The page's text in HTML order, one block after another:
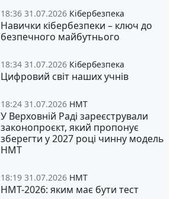
18:36 31.07.2026 Кібербезпека
Навички кібербезпеки – ключ до
безпечного майбутнього
18:34 31.07.2026 Кібербезпека
Цифровий світ наших учнів
18:24 31.07.2026 НМТ
У Верховній Раді зареєстрували
законопроєкт, який пропонує
зберегти у 2027 році чинну модель
НМТ
18:19 31.07.2026 НМТ
НМТ-2026: яким має бути тест